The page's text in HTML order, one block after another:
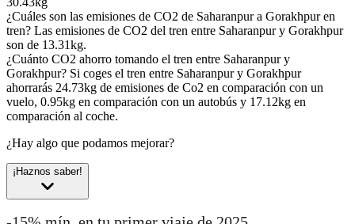
¿Cuáles son las emisiones de CO2 de Saharanpur a Gorakhpur en
tren? Las emisiones de CO2 del tren entre Saharanpur y Gorakhpur
son de 13.31kg.
¿Cuánto CO2 ahorro tomando el tren entre Saharanpur y
Gorakhpur? Si coges el tren entre Saharanpur y Gorakhpur
ahorrarás 24.73kg de emisiones de Co2 en comparación con un
vuelo, 0.95kg en comparación con un autobús y 17.12kg en
comparación al coche.
¿Hay algo que podamos mejorar?
¡Haznos saber!